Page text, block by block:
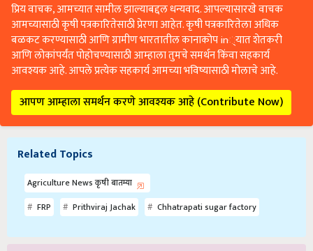
प्रिय वाचक, आमच्यात सामील झाल्याबद्दल धन्यवाद. आपल्यासारखे वाचक
आमच्यासाठी कृषी पत्रकारितेसाठी प्रेरणा आहेत. कृषी पत्रकारितेला अधिक
बळकट करण्यासाठी आणि ग्रामीण भारतातील कानाकोप in्यात शेतकरी
आणि लोकांपर्यंत पोहोचण्यासाठी आम्हाला तुमचे समर्थन किंवा सहकार्य
आवश्यक आहे. आपले प्रत्येक सहकार्य आमच्या भविष्यासाठी मोलाचे आहे.
आपण आम्हाला समर्थन करणे आवश्यक आहे (Contribute Now)
Related Topics
Agriculture News कृषी बातम्या
FRP
Prithviraj Jachak Chhatrapati sugar factory